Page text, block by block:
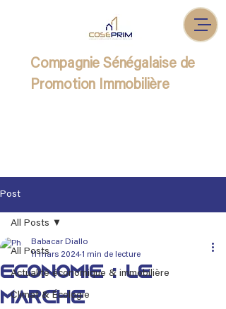
Compagnie Sénégalaise de
Promotion Immobilière
Post
All Posts
Actualité économique & immobilière
Climat & Écologie
All Posts
Économie : Le
marché
Babacar Diallo
11 mars 2024 1 min de lecture